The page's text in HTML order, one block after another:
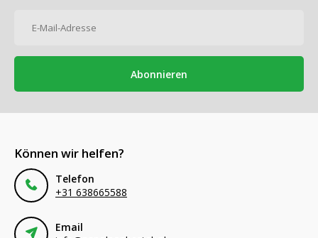
Abonnieren
Können wir helfen?
Telefon
+31 638665588
Email